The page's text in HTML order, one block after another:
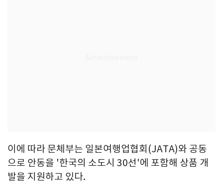
이에 따라 문체부는 일본여행업협회(JATA)와 공동
으로 안동을 '한국의 소도시 30선'에 포함해 상품 개
발을 지원하고 있다.